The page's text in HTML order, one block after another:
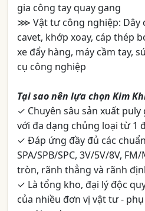
gia công tay quay gang
⋙ Vật tư công nghiệp: Dây
cavet, khớp xoay, cáp thép
xe đẩy hàng, máy cầm tay,
cụ công nghiệp
Tại sao nên lựa chọn Kim
✓ Chuyên sâu sản xuất puly
với đa dạng chủng loại từ 1
✓ Đáp ứng đầy đủ các
SPA/SPB/SPC, 3V/5V/8V,
tròn, rãnh thẳng và rãnh
✓ Là tổng kho, đại lý độc
của nhiều đơn vị vật tư -